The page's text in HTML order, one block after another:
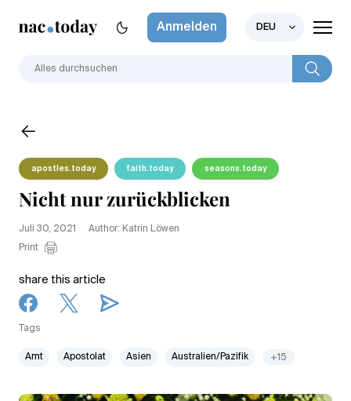
Anmelden DEU
apostles.today faith.today seasons.today
Nicht nur zurückblicken
Juli 30, 2021
Author: Katrin Löwen
Print
share this article
Tags
Amt Apostolat Asien Australien/Pazifik +15